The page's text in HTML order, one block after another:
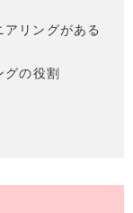
アリングがある
グの役割